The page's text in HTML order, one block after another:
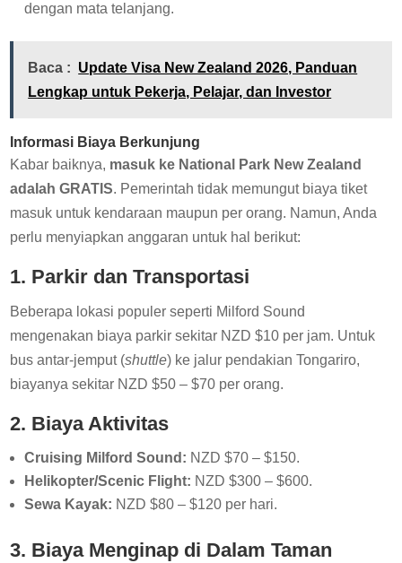
dengan mata telanjang.
Baca : Update Visa New Zealand 2026, Panduan
Lengkap untuk Pekerja, Pelajar, dan Investor
Informasi Biaya Berkunjung
Kabar baiknya, masuk ke National Park New Zealand
adalah GRATIS. Pemerintah tidak memungut biaya tiket
masuk untuk kendaraan maupun per orang. Namun, Anda
perlu menyiapkan anggaran untuk hal berikut:
1. Parkir dan Transportasi
Beberapa lokasi populer seperti Milford Sound
mengenakan biaya parkir sekitar NZD $10 per jam. Untuk
bus antar-jemput (shuttle) ke jalur pendakian Tongariro,
biayanya sekitar NZD $50 – $70 per orang.
2. Biaya Aktivitas
Cruising Milford Sound: NZD $70 – $150.
Helikopter/Scenic Flight: NZD $300 – $600.
Sewa Kayak: NZD $80 – $120 per hari.
3. Biaya Menginap di Dalam Taman